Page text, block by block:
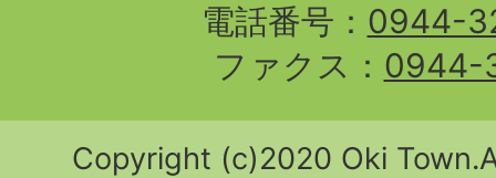
電話番号： 0944-
ファクス： 0944-
Copyright (c)2020 Oki